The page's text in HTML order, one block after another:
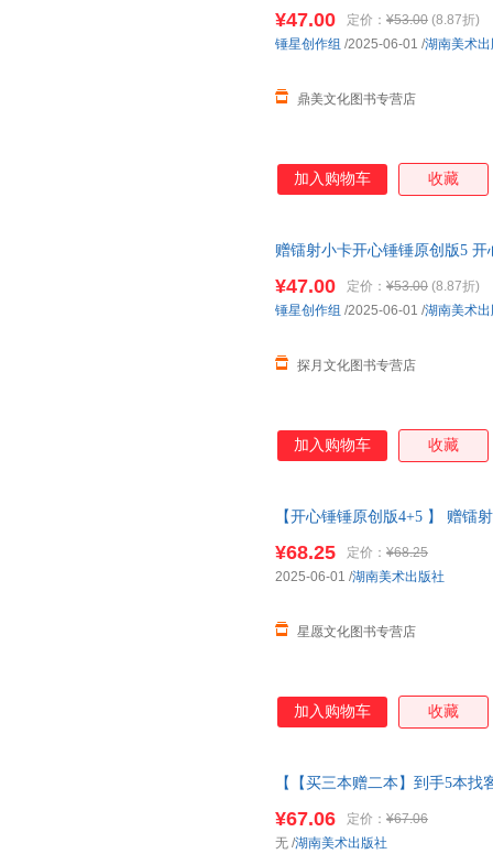
¥47.00 定价： ¥53.00 (8.87折)
鼎美文化图书专营店
锤星创作组 /2025-06-01 /湖南美术
加入购物车 收藏
赠镭射小卡开心锤锤原创版5
¥47.00 定价： ¥53.00 (8.87折)
探月文化图书专营店
锤星创作组 /2025-06-01 /湖南美术
加入购物车 收藏
【开心锤锤原创版4+5 】 赠镭
当当客服
¥68.25 定价： ¥68.25
星愿文化图书专营店
2025-06-01 /湖南美术出版社
加入购物车 收藏
【【买三本赠二本】到手5本
5本找客服备注·可点读版
¥67.06 定价： ¥67.06
无 /湖南美术出版社